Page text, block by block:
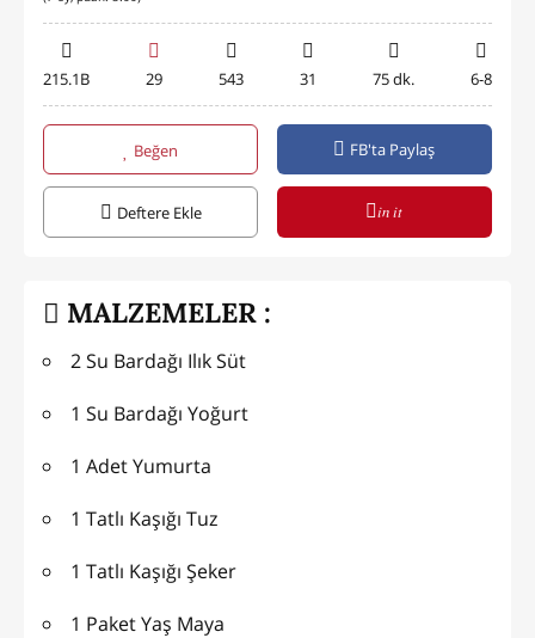
215.1B 29 543 31 75 dk. 6-8
Beğen FB'ta Paylaş
Deftere Ekle in it
MALZEMELER :
2 Su Bardağı Ilık Süt
1 Su Bardağı Yoğurt
1 Adet Yumurta
1 Tatlı Kaşığı Tuz
1 Tatlı Kaşığı Şeker
1 Paket Yaş Maya